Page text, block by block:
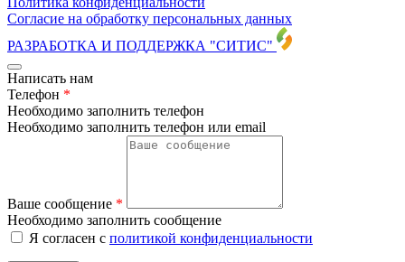
Согласие на обработку персональных данных
РАЗРАБОТКА И ПОДДЕРЖКА "СИТИС"
Написать нам
Телефон *
Необходимо заполнить телефон
Необходимо заполнить телефон или email
Ваше сообщение *
Необходимо заполнить сообщение
Я согласен с политикой конфиденциальности